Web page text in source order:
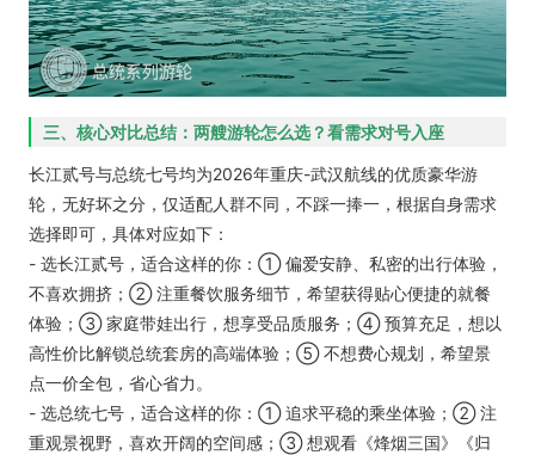
三、核心对比总结：两艘游轮怎么选？看需求对号入座
长江贰号与总统七号均为2026年重庆-武汉航线的优质豪华游
轮，无好坏之分，仅适配人群不同，不踩一捧一，根据自身需求
选择即可，具体对应如下：
- 选长江贰号，适合这样的你：① 偏爱安静、私密的出行体验，
不喜欢拥挤；② 注重餐饮服务细节，希望获得贴心便捷的就餐
体验；③ 家庭带娃出行，想享受品质服务；④ 预算充足，想以
高性价比解锁总统套房的高端体验；⑤ 不想费心规划，希望景
点一价全包，省心省力。
- 选总统七号，适合这样的你：① 追求平稳的乘坐体验；② 注
重观景视野，喜欢开阔的空间感；③ 想观看《烽烟三国》《归